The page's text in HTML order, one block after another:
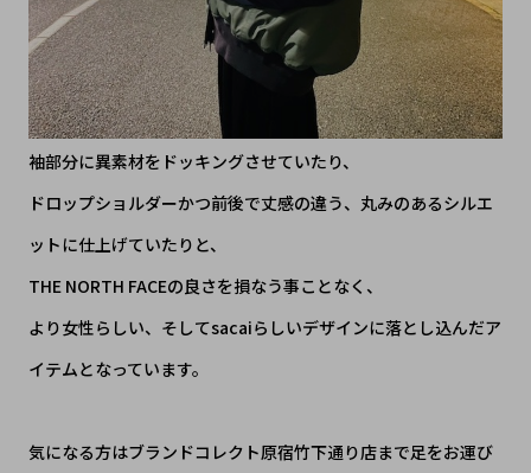
袖部分に異素材をドッキングさせていたり、
ドロップショルダーかつ前後で丈感の違う、丸みのあるシルエ
ットに仕上げていたりと、
THE NORTH FACEの良さを損なう事ことなく、
より女性らしい、そしてsacaiらしいデザインに落とし込んだア
イテムとなっています。
気になる方はブランドコレクト原宿竹下通り店まで足をお運び